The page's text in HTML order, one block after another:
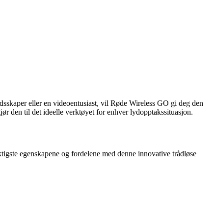
eller en videoentusiast, vil Røde Wireless GO gi deg den
den til det ideelle verktøyet for enhver lydopptakssituasjon.
egenskapene og fordelene med denne innovative trådløse